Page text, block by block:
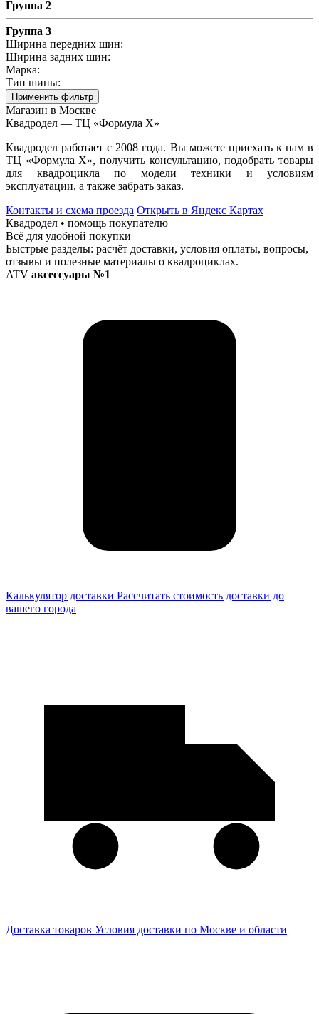
Группа 2
Группа 3
Ширина передних шин:
Ширина задних шин:
Марка:
Тип шины:
Применить фильтр
Магазин в Москве
Квадродел — ТЦ «Формула Х»
Квадродел работает с 2008 года. Вы можете приехать к нам в
ТЦ «Формула Х», получить консультацию, подобрать товары
для квадроцикла по модели техники и условиям
эксплуатации, а также забрать заказ.
Контакты и схема проезда Открыть в Яндекс Картах
Квадродел • помощь покупателю
Всё для удобной покупки
Быстрые разделы: расчёт доставки, условия оплаты, вопросы,
отзывы и полезные материалы о квадроциклах.
ATV аксессуары №1
Калькулятор доставки Рассчитать стоимость доставки до
вашего города
Доставка товаров Условия доставки по Москве и области